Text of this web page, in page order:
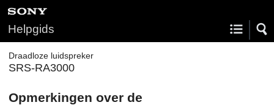
Helpgids
Draadloze luidspreker
SRS-RA3000
Opmerkingen over de